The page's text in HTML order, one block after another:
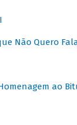
Não Quero
ao